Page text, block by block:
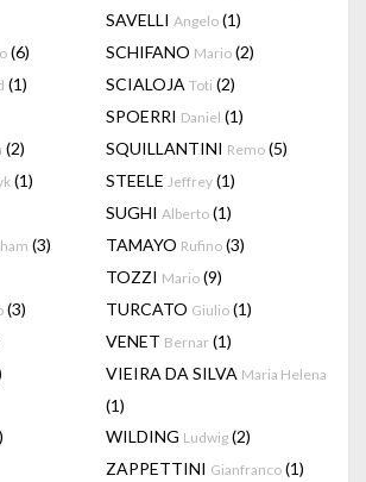
SAVELLI Angelo (1)
(6) SCHIFANO Mario (2)
(1) SCIALOJA Toti (2)
SPOERRI Daniel (1)
(2) SQUILLANTINI Remo (5)
(1) STEELE Jeffrey (1)
SUGHI Alberto (1)
(3) TAMAYO Rufino (3)
TOZZI Mario (9)
(3) TURCATO Giulio (1)
VENET Bernar (1)
VIEIRA DA SILVA Maria Helena
(1)
WILDING Ludwig (2)
ZAPPETTINI Gianfranco (1)